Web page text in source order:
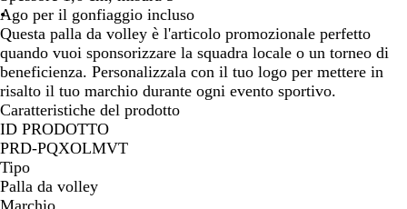
i
c
o
l
o
r
e
Ago per il gonfiaggio incluso
Questa palla da volley è l'articolo promozionale perfetto
quando vuoi sponsorizzare la squadra locale o un torneo di
beneficienza. Personalizzala con il tuo logo per mettere in
risalto il tuo marchio durante ogni evento sportivo.
Caratteristiche del prodotto
ID PRODOTTO
PRD-PQXOLMVT
Tipo
Palla da volley